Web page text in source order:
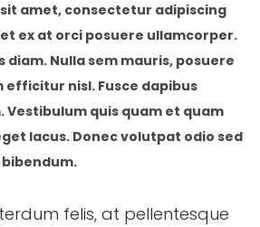
d
e
2
0
2
1
amet, consectetur adipiscing
ex at orci posuere ullamcorper.
diam. Nulla sem mauris, posuere
nisl. Fusce dapibus
Vestibulum quis quam et quam
lacus. Donec volutpat odio sed
felis, at pellentesque